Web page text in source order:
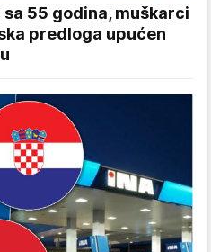
55 godina, muškarci
predloga upućen